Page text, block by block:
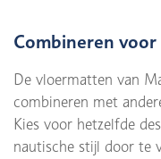
Combineren
De vloermatten van
combineren met
Kies voor hetzelfde
nautische stijl door te